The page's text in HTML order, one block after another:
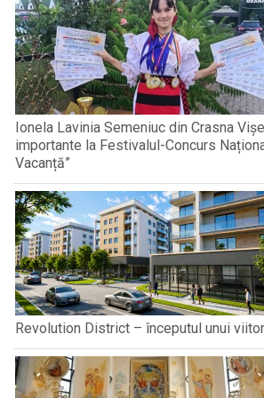
Ionela Lavinia Semeniuc din Crasna
importante la Festivalul-Concurs
Vacanță”
Revolution District – începutul unui